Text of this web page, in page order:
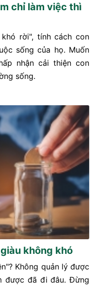
chỉ làm việc thì
rời", tính cách con
sống của họ. Muốn
nhận cải thiện con
sống.
không khó
Không quản lý được
được đã đi đâu. Đừng